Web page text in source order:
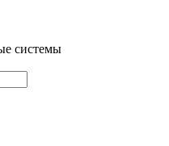
системы